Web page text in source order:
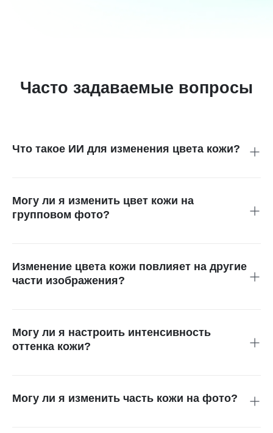
Часто задаваемые вопросы
Что такое ИИ для изменения цвета кожи?
ваши команды и умело меняет тон кожи на тёмный,
светлый или другой. Результаты выглядят естественно и
сохраняют черты лица.
Могу ли я изменить цвет кожи на
групповом фото?
применяет выбранные вами изменения цвета кожи по
всему изображению.
Изменение цвета кожи повлияет на другие
части изображения?
изображения остается нетронутой. Она определяет кожу,
меняет ее оттенок, а одежду, фон и освещение оставляет
без изменений.
Могу ли я настроить интенсивность
оттенка кожи?
получите тон кожи с нужной насыщенностью.
Могу ли я изменить часть кожи на фото?